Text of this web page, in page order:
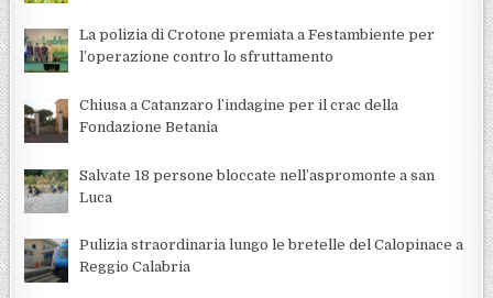
La polizia di Crotone premiata a Festambiente per
l’operazione contro lo sfruttamento
Chiusa a Catanzaro l’indagine per il crac della
Fondazione Betania
Salvate 18 persone bloccate nell’aspromonte a san
Luca
Pulizia straordinaria lungo le bretelle del Calopinace a
Reggio Calabria